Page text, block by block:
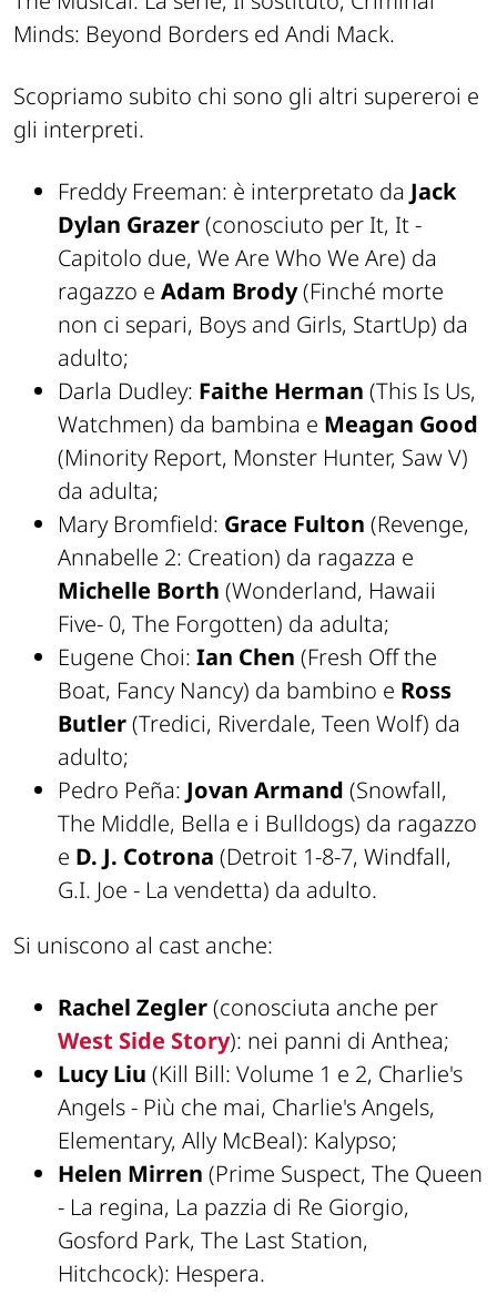
Minds: Beyond Borders ed Andi Mack.
Scopriamo subito chi sono gli altri supereroi e
gli interpreti.
Freddy Freeman: è interpretato da Jack
Dylan Grazer(conosciuto per It, It -
Capitolo due, We Are Who We Are) da
ragazzo e Adam Brody(Finché morte
non ci separi, Boys and Girls, StartUp) da
adulto;
Darla Dudley: Faithe Herman (This Is Us,
Watchmen) da bambina e Meagan Good
(Minority Report, Monster Hunter, Saw V)
da adulta;
Mary Bromfield: Grace Fulton (Revenge,
Annabelle 2: Creation) da ragazza e
Michelle Borth (Wonderland, Hawaii
Five- 0, The Forgotten) da adulta;
Eugene Choi: Ian Chen (Fresh Off the
Boat, Fancy Nancy) da bambino e Ross
Butler(Tredici, Riverdale, Teen Wolf) da
adulto;
Pedro Peña: Jovan Armand (Snowfall,
The Middle, Bella e i Bulldogs) da ragazzo
e D. J. Cotrona (Detroit 1-8-7, Windfall,
G.I. Joe - La vendetta) da adulto.
Si uniscono al cast anche:
Rachel Zegler(conosciuta anche per
West Side Story): nei panni di Anthea;
Lucy Liu (Kill Bill: Volume 1 e 2, Charlie's
Angels - Più che mai, Charlie's Angels,
Elementary, Ally McBeal): Kalypso;
Helen Mirren (Prime Suspect, The Queen
- La regina, La pazzia di Re Giorgio,
Gosford Park, The Last Station,
Hitchcock): Hespera.